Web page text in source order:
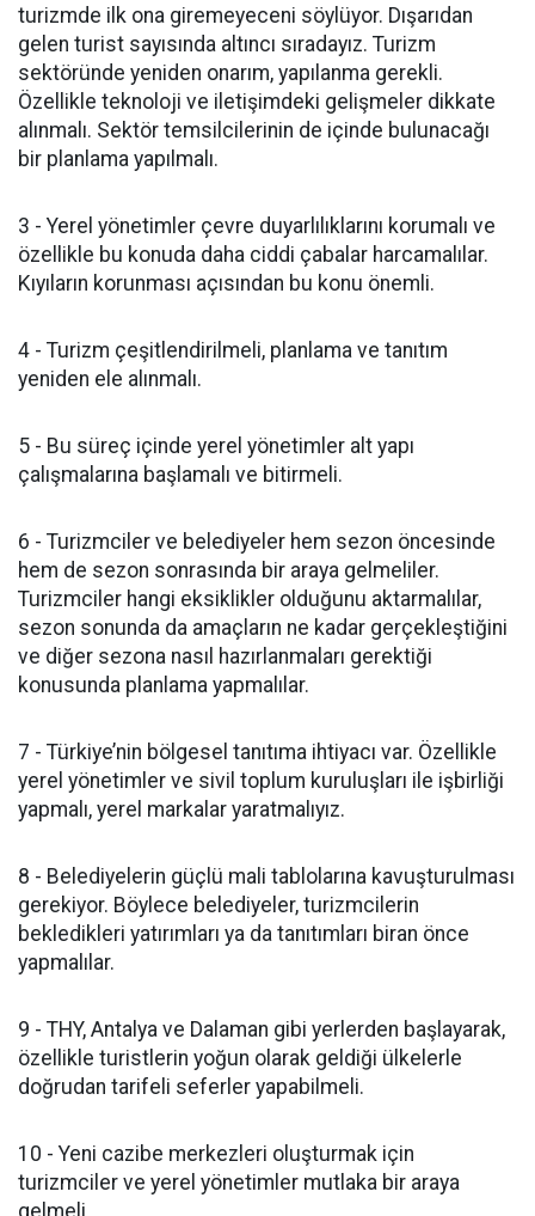
turizmde ilk ona giremeyeceni söylüyor. Dışarıdan
gelen turist sayısında altıncı sıradayız. Turizm
sektöründe yeniden onarım, yapılanma gerekli.
Özellikle teknoloji ve iletişimdeki gelişmeler dikkate
alınmalı. Sektör temsilcilerinin de içinde bulunacağı
bir planlama yapılmalı.
3 - Yerel yönetimler çevre duyarlılıklarını korumalı ve
özellikle bu konuda daha ciddi çabalar harcamalılar.
Kıyıların korunması açısından bu konu önemli.
4 - Turizm çeşitlendirilmeli, planlama ve tanıtım
yeniden ele alınmalı.
5 - Bu süreç içinde yerel yönetimler alt yapı
çalışmalarına başlamalı ve bitirmeli.
6 - Turizmciler ve belediyeler hem sezon öncesinde
hem de sezon sonrasında bir araya gelmeliler.
Turizmciler hangi eksiklikler olduğunu aktarmalılar,
sezon sonunda da amaçların ne kadar gerçekleştiğini
ve diğer sezona nasıl hazırlanmaları gerektiği
konusunda planlama yapmalılar.
7 - Türkiye’nin bölgesel tanıtıma ihtiyacı var. Özellikle
yerel yönetimler ve sivil toplum kuruluşları ile işbirliği
yapmalı, yerel markalar yaratmalıyız.
8 - Belediyelerin güçlü mali tablolarına kavuşturulması
gerekiyor. Böylece belediyeler, turizmcilerin
bekledikleri yatırımları ya da tanıtımları biran önce
yapmalılar.
9 - THY, Antalya ve Dalaman gibi yerlerden başlayarak,
özellikle turistlerin yoğun olarak geldiği ülkelerle
doğrudan tarifeli seferler yapabilmeli.
10 - Yeni cazibe merkezleri oluşturmak için
turizmciler ve yerel yönetimler mutlaka bir araya
gelmeli.